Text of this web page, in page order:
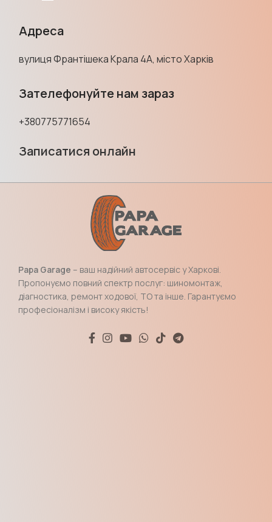
Адреса
вулиця Франтішека Крала 4А, місто Харків
Зателефонуйте нам зараз
+380775771654
Записатися онлайн
Papa Garage – ваш надійний автосервіс у Харкові.
Пропонуємо повний спектр послуг: шиномонтаж,
діагностика, ремонт ходової, ТО та інше. Гарантуємо
професіоналізм і високу якість!